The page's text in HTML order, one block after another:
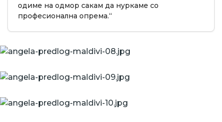
одиме на одмор сакам да нуркаме со
професионална опрема.“